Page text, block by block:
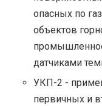
опасных по
объектов
датчиками
УКП-2 -
первичных и